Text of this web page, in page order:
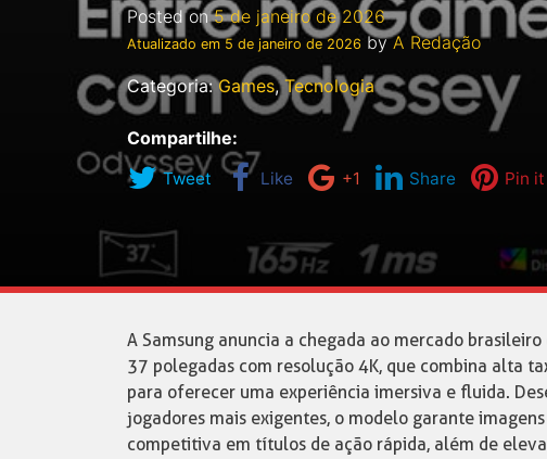
Posted on5 de janeiro de 2026
Atualizado em5 de janeiro de 2026 byA Redação
Categoria:Games,Tecnologia
Compartilhe:
Tweet Like +1 Share Pin it
A Samsung anuncia a chegada ao mercado
37 polegadas com resolução 4K, que combina alta
para oferecer uma experiência imersiva e fluida.
jogadores mais exigentes, o modelo garante
competitiva em títulos de ação rápida, além de